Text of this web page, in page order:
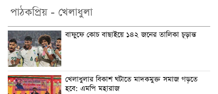
পাঠকপ্রিয় - খেলাধুলা
বাফুফে কোচ বাছাইয়ে ১৪২ জনের তালিকা চূড়ান্ত
খেলাধুলার বিকাশ ঘটাতে মাদকমুক্ত সমাজ গড়তে
হবে: এমপি মহারাজ